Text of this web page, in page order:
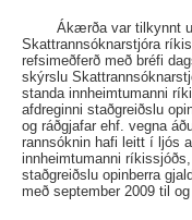
Ákærða var tilkynnt
Skattrannsóknarstjóra
refsimeðferð með bréfi
skýrslu
standa innheimtumanni
afdreginni staðgreiðslu
og ráðgjafar ehf. vegna
rannsóknin hafi leitt í ljós
innheimtumanni
staðgreiðslu opinberra
með september 2009 til